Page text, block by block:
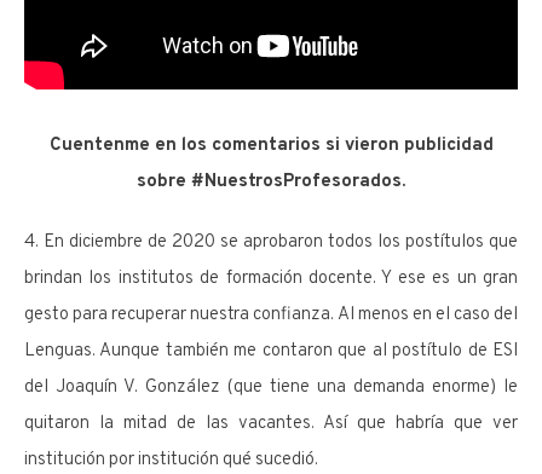
Cuentenme en los comentarios si vieron publicidad
sobre #NuestrosProfesorados.
4. En diciembre de 2020 se aprobaron todos los postítulos que
brindan los institutos de formación docente. Y ese es un gran
gesto para recuperar nuestra confianza. Al menos en el caso del
Lenguas. Aunque también me contaron que al postítulo de ESI
del Joaquín V. González (que tiene una demanda enorme) le
quitaron la mitad de las vacantes. Así que habría que ver
institución por institución qué sucedió.